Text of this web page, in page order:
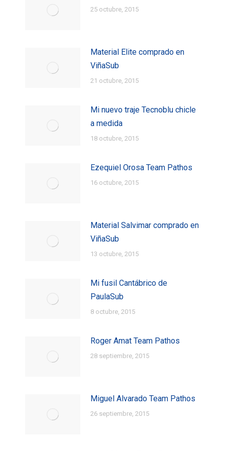
25 octubre, 2015
Material Elite comprado en
ViñaSub
21 octubre, 2015
Mi nuevo traje Tecnoblu chicle
a medida
18 octubre, 2015
Ezequiel Orosa Team Pathos
16 octubre, 2015
Material Salvimar comprado en
ViñaSub
13 octubre, 2015
Mi fusil Cantábrico de
PaulaSub
8 octubre, 2015
Roger Amat Team Pathos
28 septiembre, 2015
Miguel Alvarado Team Pathos
26 septiembre, 2015